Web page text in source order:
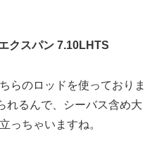
クスパン 7.10LHTS
らのロッドを使っておりま
れるんで、シーバス含め大
っちゃいますね。